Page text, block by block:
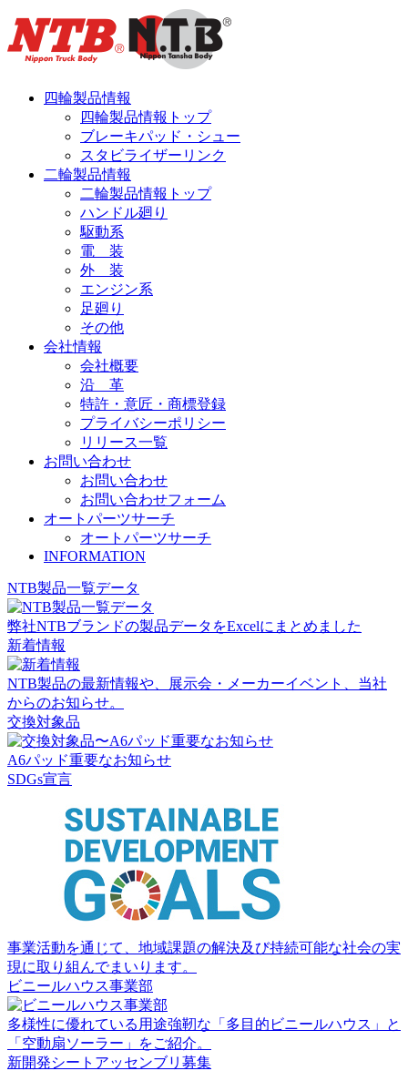
四輪製品情報
四輪製品情報トップ
ブレーキパッド・シュー
スタビライザーリンク
二輪製品情報
二輪製品情報トップ
ハンドル廻り
駆動系
電 装
外 装
エンジン系
足廻り
その他
会社情報
会社概要
沿 革
特許・意匠・商標登録
プライバシーポリシー
リリース一覧
お問い合わせ
お問い合わせ
お問い合わせフォーム
オートパーツサーチ
オートパーツサーチ
INFORMATION
NTB製品一覧データ
弊社NTBブランドの製品データをExcelにまとめました
新着情報
NTB製品の最新情報や、展示会・メーカーイベント、当社
からのお知らせ。
交換対象品
A6パッド重要なお知らせ
SDGs宣言
事業活動を通じて、地域課題の解決及び持続可能な社会の実
現に取り組んでまいります。
ビニールハウス事業部
多様性に優れている用途強靭な「多目的ビニールハウス」と
「空動扇ソーラー」をご紹介。
新開発シートアッセンブリ募集